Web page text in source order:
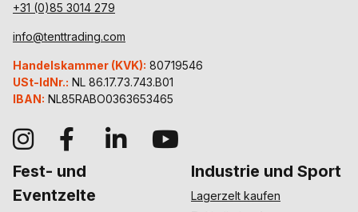
+31 (0)85 3014 279
info@tenttrading.com
Handelskammer (KVK): 80719546
USt-IdNr.: NL 86.17.73.743.B01
IBAN: NL85RABO0363653465
Fest- und
Eventzelte
Industrie und Sport
Lagerzelt kaufen